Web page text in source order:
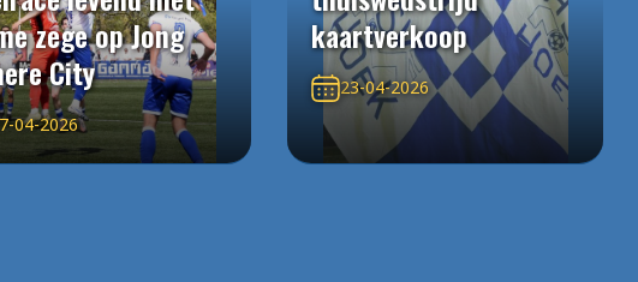
zege op Jong
City
04-2026
kaartverkoop
23-04-2026